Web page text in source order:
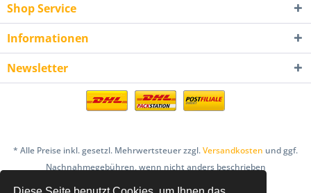
Shop Service
Informationen
Newsletter
* Alle Preise inkl. gesetzl. Mehrwertsteuer zzgl.Versandkosten und ggf.
Nachnahmegebühren, wenn nicht anders beschrieben